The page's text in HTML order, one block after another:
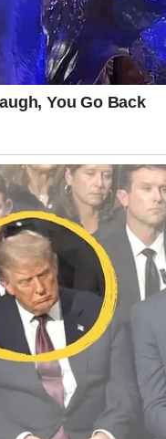
Público Federal.
novas
formal à
que a
uma eventual
sobre contratos
em
transparência
em evidência
isso, os
completo aos
jurídicas